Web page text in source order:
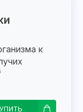
к